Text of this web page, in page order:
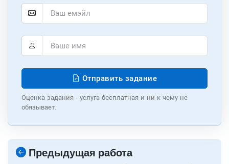
Отправить задание
Оценка задания - услуга бесплатная и ни к чему не
обязывает.
Предыдущая работа